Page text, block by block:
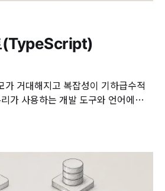
(TypeScript)
가 거대해지고 복잡성이 기하급수적
가 사용하는 개발 도구와 언어에도
설계되었던 자바스크립트
. 본 글에서는 타입스크립트의 핵심
하고, 실무에서 마주하는 다양한 특성